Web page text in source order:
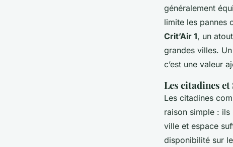
généralement
limite les pannes
Crit’Air 1, un
grandes villes.
c’est une valeur
Les citadines et
Les citadines
raison simple :
ville et espace
disponibilité sur